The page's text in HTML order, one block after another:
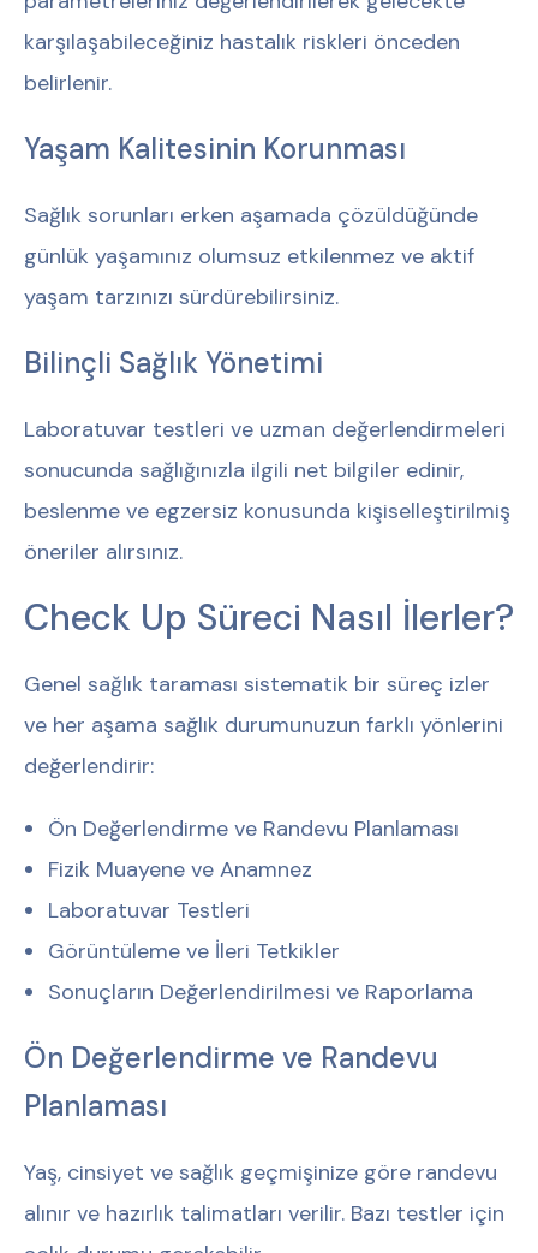
karşılaşabileceğiniz hastalık riskleri önceden
belirlenir.
Yaşam Kalitesinin Korunması
Sağlık sorunları erken aşamada çözüldüğünde
günlük yaşamınız olumsuz etkilenmez ve aktif
yaşam tarzınızı sürdürebilirsiniz.
Bilinçli Sağlık Yönetimi
Laboratuvar testleri ve uzman değerlendirmeleri
sonucunda sağlığınızla ilgili net bilgiler edinir,
beslenme ve egzersiz konusunda kişiselleştirilmiş
öneriler alırsınız.
Check Up Süreci Nasıl İlerler?
Genel sağlık taraması sistematik bir süreç izler
ve her aşama sağlık durumunuzun farklı yönlerini
değerlendirir:
Ön Değerlendirme ve Randevu Planlaması
Fizik Muayene ve Anamnez
Laboratuvar Testleri
Görüntüleme ve İleri Tetkikler
Sonuçların Değerlendirilmesi ve Raporlama
Ön Değerlendirme ve Randevu
Planlaması
Yaş, cinsiyet ve sağlık geçmişinize göre randevu
alınır ve hazırlık talimatları verilir. Bazı testler için